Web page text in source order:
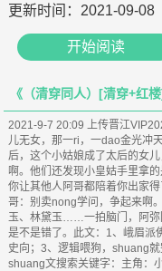
更新时间： 2021-09-08
开始阅读
《（清穿同人）[清穿+红
2021-9-7 20:09 上传晋江
儿无女，那一ri，一dao金光冲
后，这个小姑娘成了太后的女
啊。他们还发现小皇姑手里拿
你让其他人阿哥都陪着你出家
哥：别卖nong学问，争起来啊
玉、林黛玉……一拍脑门，阿弥
是不是错了。此文：1、峨眉派
史向；3、逻辑喂狗，shuang
shuang文搜索关键字：主角：